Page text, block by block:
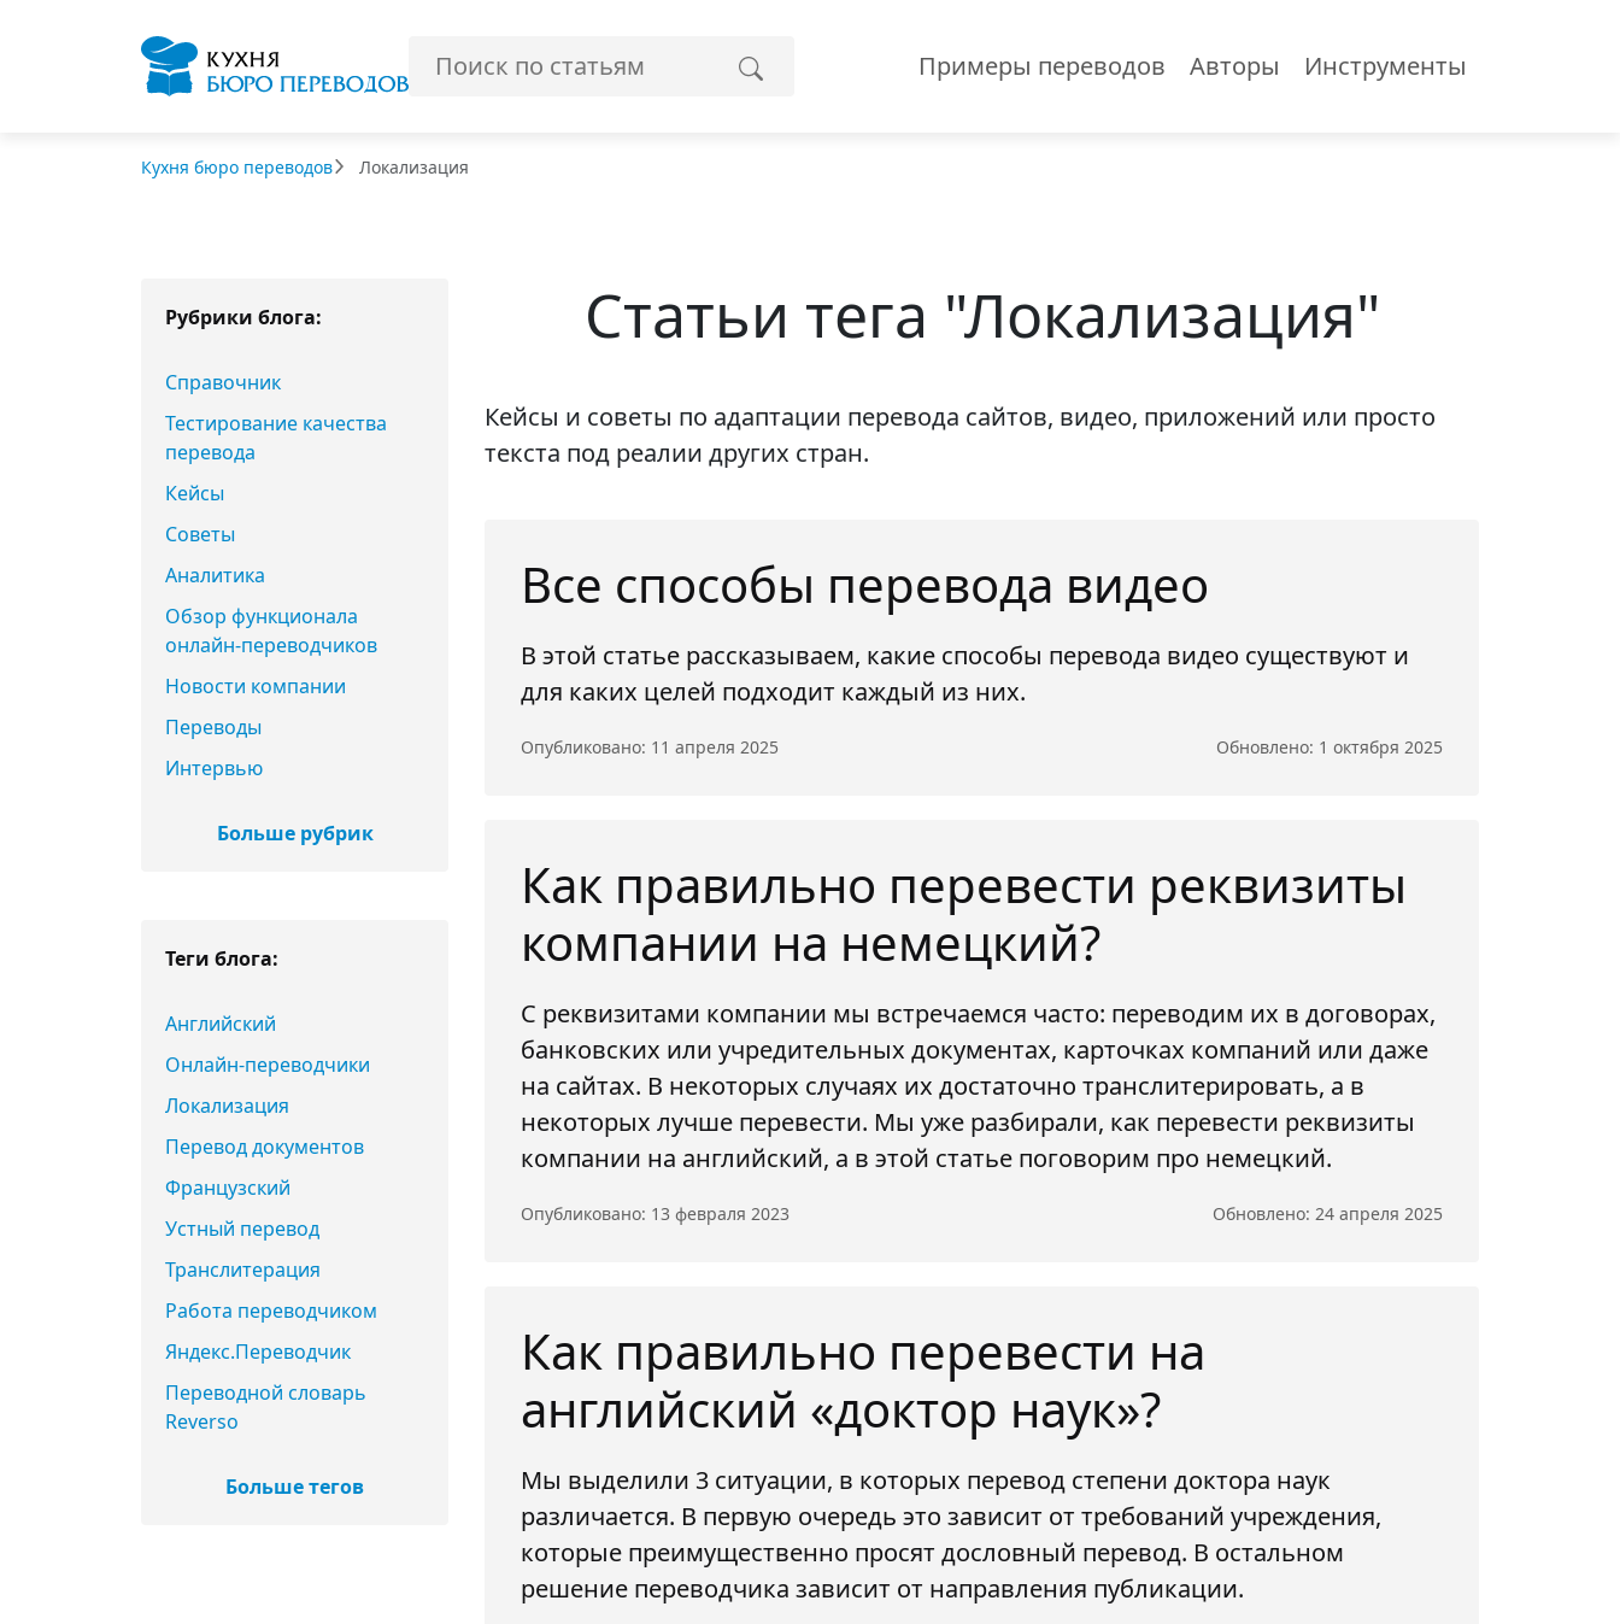
Примеры переводов Авторы Инструменты
Кухня бюро переводов Локализация
Рубрики блога:
Справочник
Тестирование качества
перевода
Кейсы
Советы
Аналитика
Обзор функционала
онлайн-переводчиков
Новости компании
Переводы
Интервью
Больше рубрик
Теги блога:
Английский
Онлайн-переводчики
Локализация
Перевод документов
Французский
Устный перевод
Транслитерация
Работа переводчиком
Яндекс.Переводчик
Переводной словарь
Reverso
Больше тегов
Статьи тега "Локализация"
Кейсы и советы по адаптации перевода сайтов, видео, приложений или просто
текста под реалии других стран.
Все способы перевода видео
В этой статье рассказываем, какие способы перевода видео существуют и
для каких целей подходит каждый из них.
Опубликовано: 11 апреля 2025 Обновлено: 1 октября 2025
Как правильно перевести реквизиты
компании на немецкий?
С реквизитами компании мы встречаемся часто: переводим их в договорах,
банковских или учредительных документах, карточках компаний или даже
на сайтах. В некоторых случаях их достаточно транслитерировать, а в
некоторых лучше перевести. Мы уже разбирали, как перевести реквизиты
компании на английский, а в этой статье поговорим про немецкий.
Опубликовано: 13 февраля 2023 Обновлено: 24 апреля 2025
Как правильно перевести на
английский «доктор наук»?
Мы выделили 3 ситуации, в которых перевод степени доктора наук
различается. В первую очередь это зависит от требований учреждения,
которые преимущественно просят дословный перевод. В остальном
решение переводчика зависит от направления публикации.